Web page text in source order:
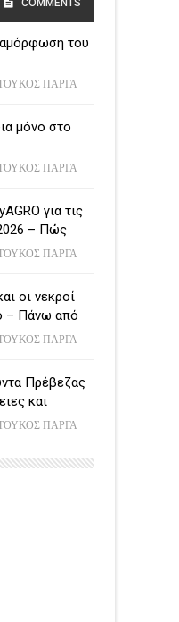
COMMENTS
του
ΠΑΡΓΑ
μόνο στο
ΠΑΡΓΑ
για τις
– Πώς
ΠΑΡΓΑ
οι νεκροί
– Πάνω από
ΠΑΡΓΑ
Πρέβεζας
και
ΠΑΡΓΑ